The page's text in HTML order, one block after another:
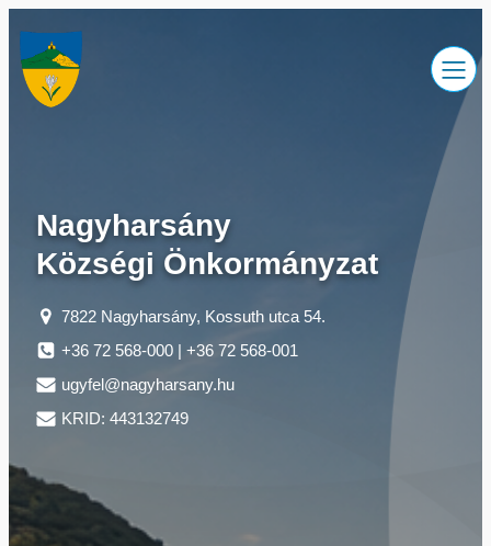
tartalomhoz
Nagyharsány
Községi Önkormányzat
7822 Nagyharsány, Kossuth utca 54.
+36 72 568-000 | +36 72 568-001
ugyfel@nagyharsany.hu
KRID: 443132749